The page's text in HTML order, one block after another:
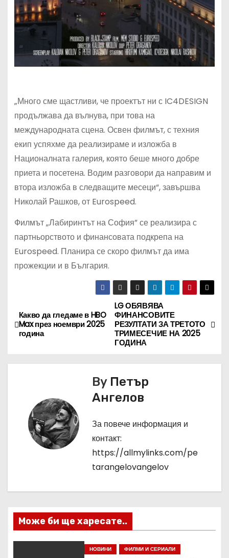
„Много сме щастливи, че проектът ни с IC4DESIGN
продължава да вълнува, при това на
международната сцена. Освен филмът, с техния
екип успяхме да реализираме и изложба в
Националната галерия, която беше много добре
приета и посетена. Водим разговори да направим и
втора изложба в следващите месеци“, завършва
Николай Рашков, от Eurospeed.
Филмът „Лабиринтът на София” се реализира с
партньорството и финансовата подкрепа на
Eurospeed. Планира се скоро филмът да има
прожекции и в България.
Н
а
LG ОБЯВЯВА
ФИНАНСОВИТЕ
РЕЗУЛТАТИ ЗА ТРЕТОТО
ТРИМЕСЕЧИЕ НА 2025
ГОДИНА
Какво да гледаме в HBO
Max през ноември 2025
година
By Петър
Ангелов
За повече информация и
контакт:
https://allmylinks.com/pe
tarangelovangelov
Може би ще харесате..
НОВИНИ ФИЛМИ И СЕРИАЛИ